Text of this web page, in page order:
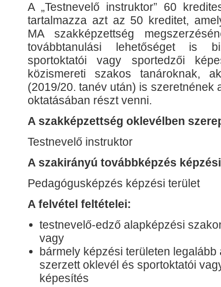
A „Testnevelő instruktor” 60
tartalmazza azt az 50 kreditet,
MA szakképzettség
továbbtanulási lehetőséget is
sportoktatói vagy sportedzői
közismereti szakos tanároknak,
(2019/20. tanév után) is szeretnének
oktatásában részt venni.
A szakképzettség oklevélben
Testnevelő instruktor
A szakirányú továbbképzés
Pedagógusképzés képzési terület
A felvétel feltételei:
testnevelő-edző alapképzési
vagy
bármely képzési területen
szerzett oklevél és sportoktatói
képesítés